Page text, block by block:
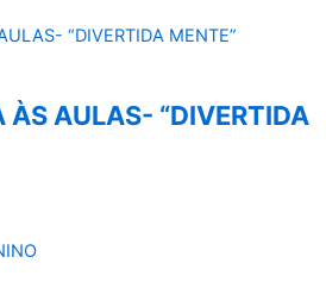
ÀS AULAS- “DIVERTIDA